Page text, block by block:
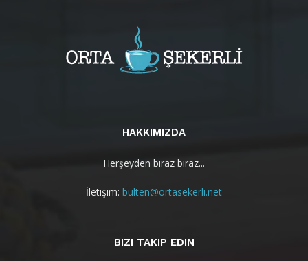
HAKKIMIZDA
Herşeyden biraz biraz...
İletişim: bulten@ortasekerli.net
BIZI TAKIP EDIN